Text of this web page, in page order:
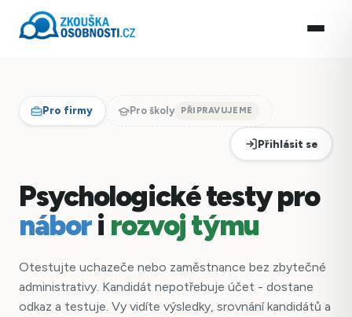
Pro firmy Pro školy PŘIPRAVUJEME
Přihlásit se
Psychologické testy pro
nábori rozvoj týmu
Otestujte uchazeče nebo zaměstnance bez zbytečné
administrativy. Kandidát nepotřebuje účet - dostane
odkaz a testuje. Vy vidíte výsledky, srovnání kandidátů a